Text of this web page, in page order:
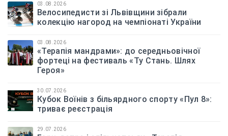
03.08.2026
Велосипедисти зі Львівщини зібрали
колекцію нагород на чемпіонаті України
03.08.2026
«Терапія мандрами»: до середньовічної
фортеці на фестиваль «Ту Стань. Шлях
Героя»
30.07.2026
Кубок Воїнів з більярдного спорту «Пул 8»:
триває реєстрація
29.07.2026